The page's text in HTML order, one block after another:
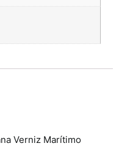
Verniz Marítimo